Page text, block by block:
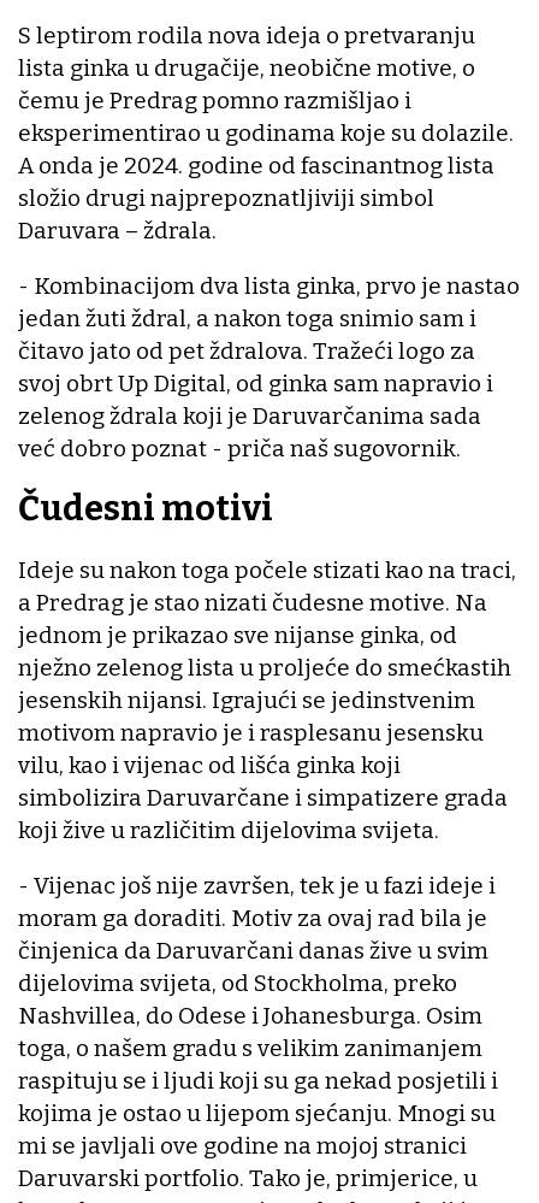
S leptirom rodila nova ideja o pretvaranju
lista ginka u drugačije, neobične motive, o
čemu je Predrag pomno razmišljao i
eksperimentirao u godinama koje su dolazile.
A onda je 2024. godine od fascinantnog lista
složio drugi najprepoznatljiviji simbol
Daruvara – ždrala.
- Kombinacijom dva lista ginka, prvo je nastao
jedan žuti ždral, a nakon toga snimio sam i
čitavo jato od pet ždralova. Tražeći logo za
svoj obrt Up Digital, od ginka sam napravio i
zelenog ždrala koji je Daruvarčanima sada
već dobro poznat - priča naš sugovornik.
Čudesni motivi
Ideje su nakon toga počele stizati kao na traci,
a Predrag je stao nizati čudesne motive. Na
jednom je prikazao sve nijanse ginka, od
nježno zelenog lista u proljeće do smećkastih
jesenskih nijansi. Igrajući se jedinstvenim
motivom napravio je i rasplesanu jesensku
vilu, kao i vijenac od lišća ginka koji
simbolizira Daruvarčane i simpatizere grada
koji žive u različitim dijelovima svijeta.
- Vijenac još nije završen, tek je u fazi ideje i
moram ga doraditi. Motiv za ovaj rad bila je
činjenica da Daruvarčani danas žive u svim
dijelovima svijeta, od Stockholma, preko
Nashvillea, do Odese i Johanesburga. Osim
toga, o našem gradu s velikim zanimanjem
raspituju se i ljudi koji su ga nekad posjetili i
kojima je ostao u lijepom sjećanju. Mnogi su
mi se javljali ove godine na mojoj stranici
Daruvarski portfolio. Tako je, primjerice, u